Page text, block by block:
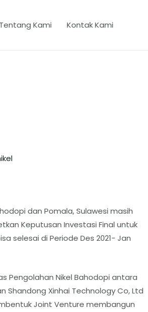
Tentang Kami Kontak Kami
dan Pomala, Sulawesi masih
Keputusan Investasi Final untuk
selesai di Periode Des 2021- Jan
Pengolahan Nikel Bahodopi antara
Shandong Xinhai Technology Co, Ltd
Joint Venture membangun